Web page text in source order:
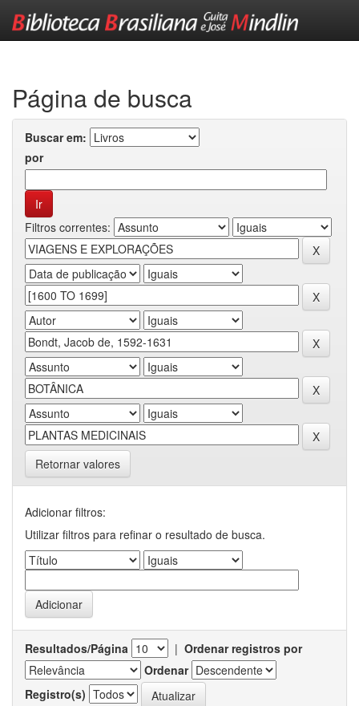
Página de busca
Buscar em:
por
Filtros correntes:
Retornar valores
Adicionar filtros:
Utilizar filtros para refinar o resultado de busca.
Resultados/Página | Ordenar registros por
Ordenar
Registro(s)